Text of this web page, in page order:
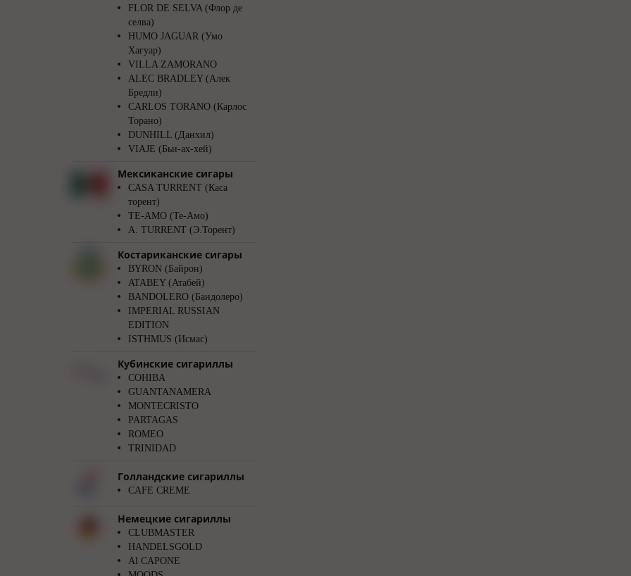
FLOR DE SELVA (Флор де
селва)
HUMO JAGUAR (Умо
Хагуар)
VILLA ZAMORANO
ALEC BRADLEY (Алек
Бредли)
CARLOS TORANO (Карлос
Торано)
DUNHILL (Данхил)
VIAJE (Бьи-ах-хей)
Мексиканские сигары
CASA TURRENT (Каса
торент)
TE-AMO (Те-Амо)
A. TURRENT (Э.Торент)
Костариканские сигары
BYRON (Байрон)
ATABEY (Атабей)
BANDOLERO (Бандолеро)
IMPERIAL RUSSIAN
EDITION
ISTHMUS (Исмас)
Кубинские сигариллы
COHIBA
GUANTANAMERA
MONTECRISTO
PARTAGAS
ROMEO
TRINIDAD
Голландские сигариллы
CAFE CREME
Немецкие сигариллы
CLUBMASTER
HANDELSGOLD
Al CAPONE